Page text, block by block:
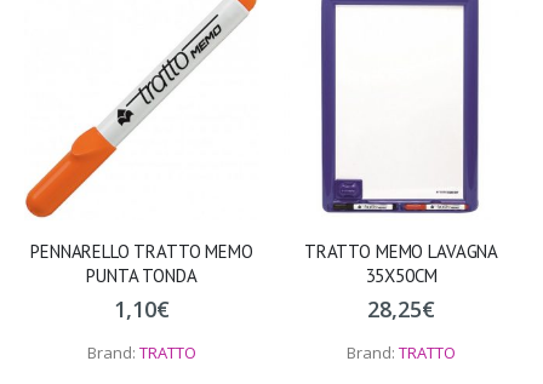
PENNARELLO TRATTO MEMO
PUNTA TONDA
1,10€
Brand: TRATTO
TRATTO MEMO LAVAGNA
35X50CM
28,25€
Brand: TRATTO